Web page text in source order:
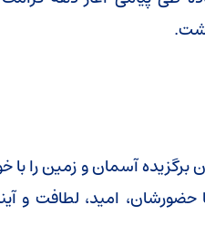
برگزیده آسمان و زمین را
حضورشان، امید، لطافت و